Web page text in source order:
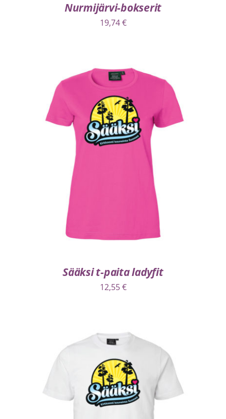
Nurmijärvi-bokserit
19,74€
VALITSE VAIHTOEHDOISTA LISÄTIEDOT
Sääksi t-paita ladyfit
12,55€